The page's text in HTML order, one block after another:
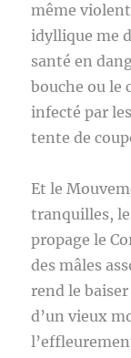
même
idyllique me
santé en
bouche ou le
infecté par
tente de
Et le
tranquilles,
propage le
des mâles
rend le
d’un vieux